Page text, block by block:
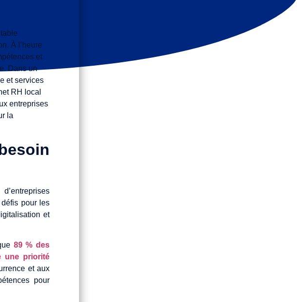
À l’heure
et
Dans un
et services
RH local
entreprises
la
pour les
et
89 % des
une priorité
et aux
pour